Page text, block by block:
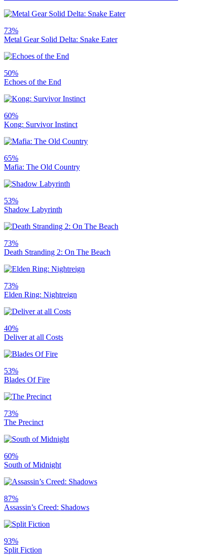
73%
Metal Gear Solid Delta: Snake Eater
50%
Echoes of the End
60%
Kong: Survivor Instinct
65%
Mafia: The Old Country
53%
Shadow Labyrinth
73%
Death Stranding 2: On The Beach
73%
Elden Ring: Nightreign
40%
Deliver at all Costs
53%
Blades Of Fire
73%
The Precinct
60%
South of Midnight
87%
Assassin’s Creed: Shadows
93%
Split Fiction